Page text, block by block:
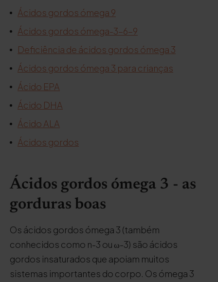
Ácidos gordos ómega 9
Ácidos gordos ómega-3-6-9
Deficiência de ácidos gordos ómega 3
Ácidos gordos ómega 3 para crianças
Ácido EPA
Ácido DHA
Ácido ALA
Ácidos gordos
Ácidos gordos ómega 3 - as
gorduras boas
Os ácidos gordos ómega 3 (também
conhecidos como n-3 ou ω-3) são ácidos
gordos insaturados que apoiam muitos
sistemas importantes do corpo. Os ómega 3